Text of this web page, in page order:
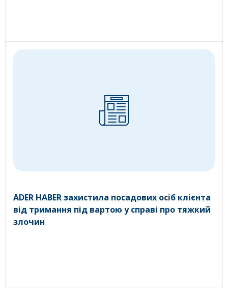
ADER HABER захистила посадових осіб клієнта
від тримання під вартою у справі про тяжкий
злочин